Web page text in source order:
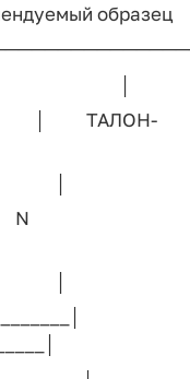
образец
│ │
│ ТАЛОН-
N